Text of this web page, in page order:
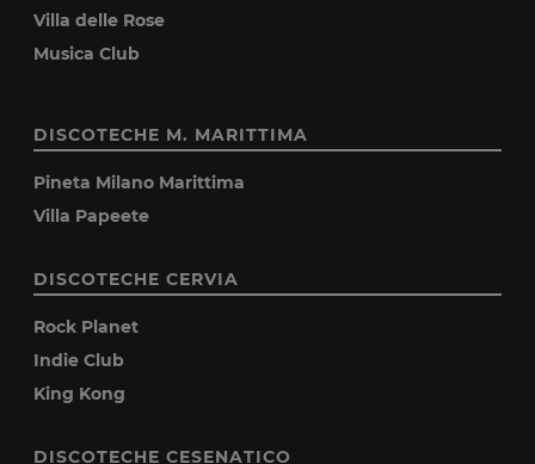
Villa delle Rose
Musica Club
DISCOTECHE M. MARITTIMA
Pineta Milano Marittima
Villa Papeete
DISCOTECHE CERVIA
Rock Planet
Indie Club
King Kong
DISCOTECHE CESENATICO